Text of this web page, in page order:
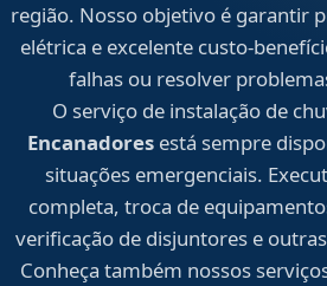
região. Nosso objetivo é garantir
elétrica e excelente custo-
falhas ou resolver
O serviço de instalação de
Encanadores está sempre
situações emergenciais.
completa, troca de
verificação de disjuntores e
Conheça também nossos